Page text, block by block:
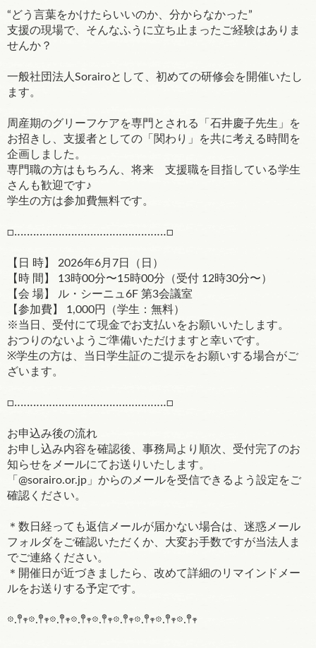
“どう言葉をかけたらいいのか、分からなかった”
支援の現場で、そんなふうに立ち止まったご経験はありま
せんか？
一般社団法人Sorairoとして、初めての研修会を開催いたし
ます。
周産期のグリーフケアを専門とされる「石井慶子先生」を
お招きし、支援者としての「関わり」を共に考える時間を
企画しました。
専門職の方はもちろん、将来 支援職を目指している学生
さんも歓迎です♪
学生の方は参加費無料です。
□‥‥‥‥‥‥‥‥‥‥‥‥‥‥‥‥‥‥‥‥‥‥‥‥□
【日 時】 2026年6月7日（日）
【時 間】 13時00分〜15時00分（受付 12時30分〜）
【会 場】 ル・シーニュ6F 第3会議室
【参加費】 1,000円（学生：無料）
※当日、受付にて現金でお支払いをお願いいたします。
おつりのないようご準備いただけますと幸いです。
※学生の方は、当日学生証のご提示をお願いする場合がご
ざいます。
□‥‥‥‥‥‥‥‥‥‥‥‥‥‥‥‥‥‥‥‥‥‥‥‥□
お申込み後の流れ
お申し込み内容を確認後、事務局より順次、受付完了のお
知らせをメールにてお送りいたします。
「@sorairo.or.jp」からのメールを受信できるよう設定をご
確認ください。
＊数日経っても返信メールが届かない場合は、迷惑メール
フォルダをご確認いただくか、大変お手数ですが当法人ま
でご連絡ください。
＊開催日が近づきましたら、改めて詳細のリマインドメー
ルをお送りする予定です。
𖡼.𖤣𖥧𖡼.𖤣𖥧𖡼.𖤣𖥧𖡼.𖤣𖥧𖡼.𖤣𖥧𖡼.𖤣𖥧𖡼.𖤣𖥧𖡼.𖤣𖥧𖡼.𖤣𖥧